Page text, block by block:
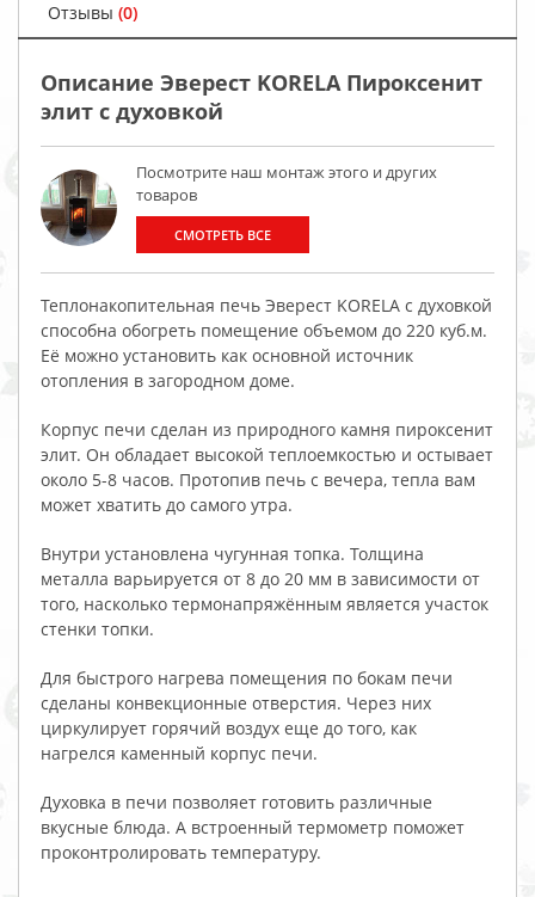
Отзывы (0)
Описание Эверест KORELA Пироксенит
элит с духовкой
Посмотрите наш монтаж этого и других
товаров
СМОТРЕТЬ ВСЕ
Теплонакопительная печь Эверест KORELA с духовкой
способна обогреть помещение объемом до 220 куб.м.
Её можно установить как основной источник
отопления в загородном доме.
Корпус печи сделан из природного камня пироксенит
элит. Он обладает высокой теплоемкостью и остывает
около 5-8 часов. Протопив печь с вечера, тепла вам
может хватить до самого утра.
Внутри установлена чугунная топка. Толщина
металла варьируется от 8 до 20 мм в зависимости от
того, насколько термонапряжённым является участок
стенки топки.
Для быстрого нагрева помещения по бокам печи
сделаны конвекционные отверстия. Через них
циркулирует горячий воздух еще до того, как
нагрелся каменный корпус печи.
Духовка в печи позволяет готовить различные
вкусные блюда. А встроенный термометр поможет
проконтролировать температуру.